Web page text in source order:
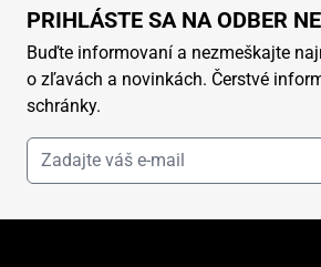
PRIHLÁSTE SA NA ODBER
Buďte informovaní a nezmeškajte
o zľavách a novinkách. Čerstvé
schránky.